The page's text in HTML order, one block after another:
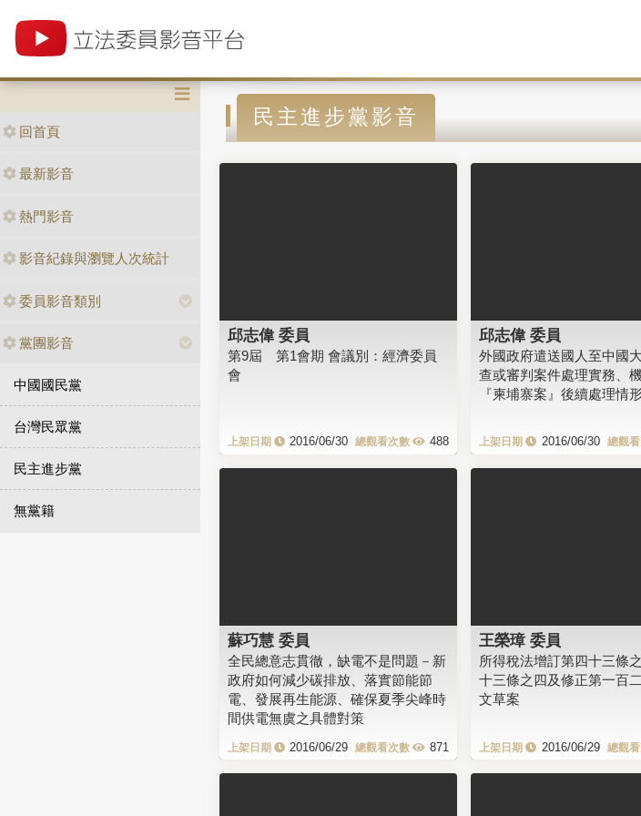
回首頁
最新影音
熱門影音
影音紀錄與瀏覽人次統計
委員影音類別
黨團影音
中國國民黨
台灣民眾黨
民主進步黨
無黨籍
民主進步黨影音
邱志偉 委員
第9屆 第1會期 會議別：經濟委員
會
2016/06/30 488
邱志偉 委員
外國政府遣送國人至中國
查或審判案件處理實務、
『柬埔寨案』後續處理情形
2016/06/30
蘇巧慧 委員
全民總意志貫徹，缺電不是問題－新
政府如何減少碳排放、落實節能節
電、發展再生能源、確保夏季尖峰時
間供電無虞之具體對策
2016/06/29 871
王榮璋 委員
所得稅法增訂第四十三條
十三條之四及修正第一百
文草案
2016/06/29